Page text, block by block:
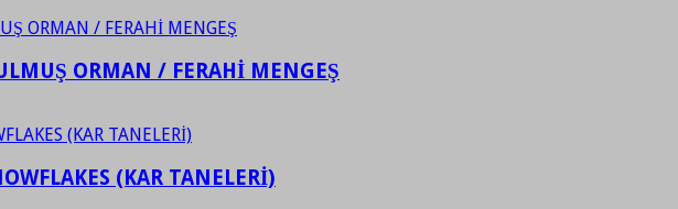
ORMAN / FERAHİ MENGEŞ
(KAR TANELERİ)